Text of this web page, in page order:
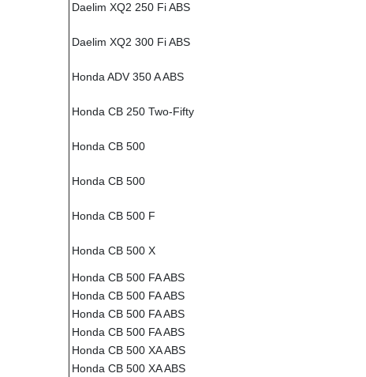
Daelim XQ2 250 Fi ABS
Daelim XQ2 300 Fi ABS
Honda ADV 350 A ABS
Honda CB 250 Two-Fifty
Honda CB 500
Honda CB 500
Honda CB 500 F
Honda CB 500 X
Honda CB 500 FA ABS
Honda CB 500 FA ABS
Honda CB 500 FA ABS
Honda CB 500 FA ABS
Honda CB 500 XA ABS
Honda CB 500 XA ABS